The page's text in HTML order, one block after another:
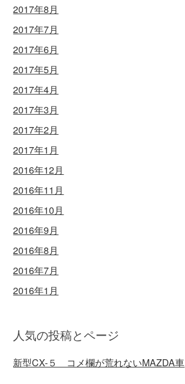
2017年8月
2017年7月
2017年6月
2017年5月
2017年4月
2017年3月
2017年2月
2017年1月
2016年12月
2016年11月
2016年10月
2016年9月
2016年8月
2016年7月
2016年1月
人気の投稿とページ
新型CX-５ コメ欄が荒れないMAZDA車